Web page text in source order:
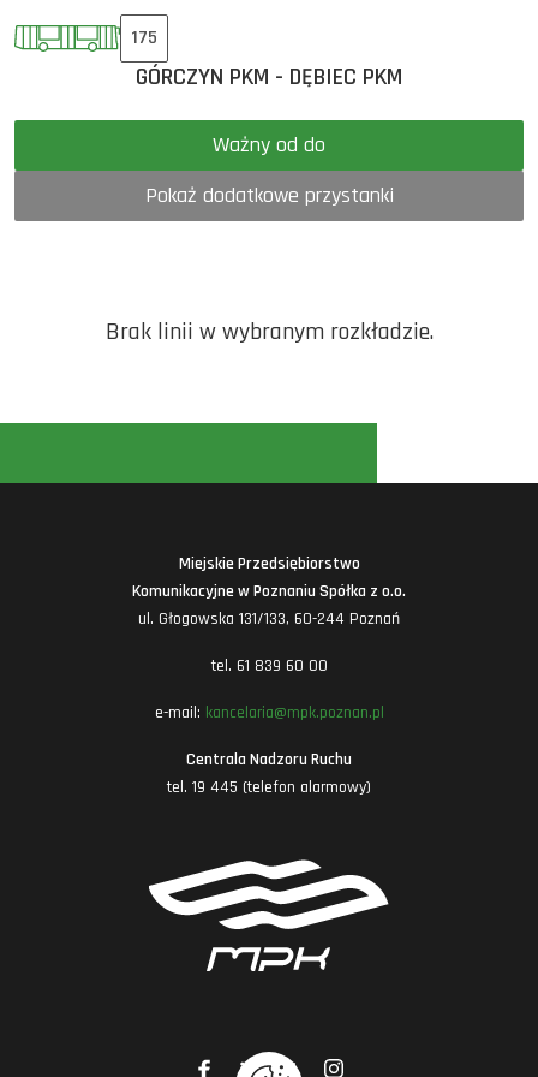
175
GÓRCZYN PKM - DĘBIEC PKM
Ważny od do
Pokaż dodatkowe przystanki
Brak linii w wybranym rozkładzie.
Miejskie Przedsiębiorstwo
Komunikacyjne w Poznaniu Spółka z o.o.
ul. Głogowska 131/133, 60-244 Poznań
tel. 61 839 60 00
e-mail: kancelaria@mpk.poznan.pl
Centrala Nadzoru Ruchu
tel. 19 445 (telefon alarmowy)